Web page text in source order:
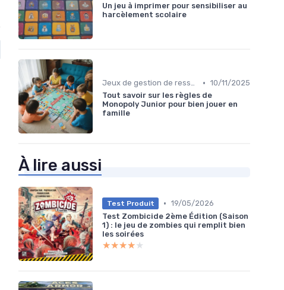
Un jeu à imprimer pour sensibiliser au
harcèlement scolaire
Jeux de gestion de ressources • 10/11/2025
Tout savoir sur les règles de
Monopoly Junior pour bien jouer en
famille
À lire aussi
Test Produit • 19/05/2026
Test Zombicide 2ème Édition (Saison
1) : le jeu de zombies qui remplit bien
les soirées
★★★★★
★★★★★